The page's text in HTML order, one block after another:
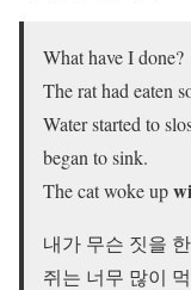
What have I done?
The rat had eaten
Water started to
began to sink.
The cat woke up
내가 무슨 짓을
쥐는 너무 많이